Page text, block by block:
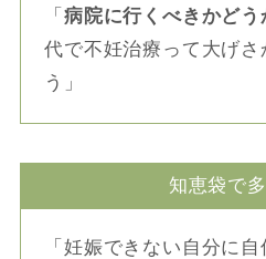
「 病院に行くべきかど
代で不妊治療って大げさ
う」
知恵袋で
「妊娠できない自分に自